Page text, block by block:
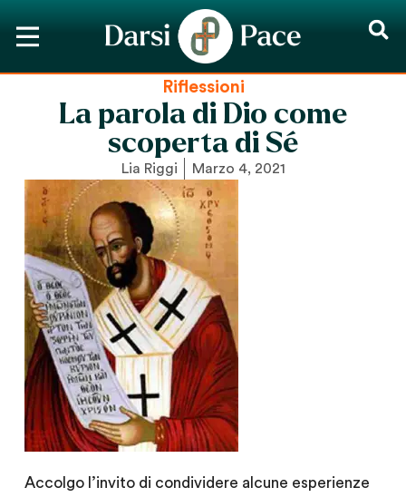
Riflessioni
La parola di Dio come
scoperta di Sé
Lia Riggi Marzo 4, 2021
Accolgo l’invito di condividere alcune esperienze